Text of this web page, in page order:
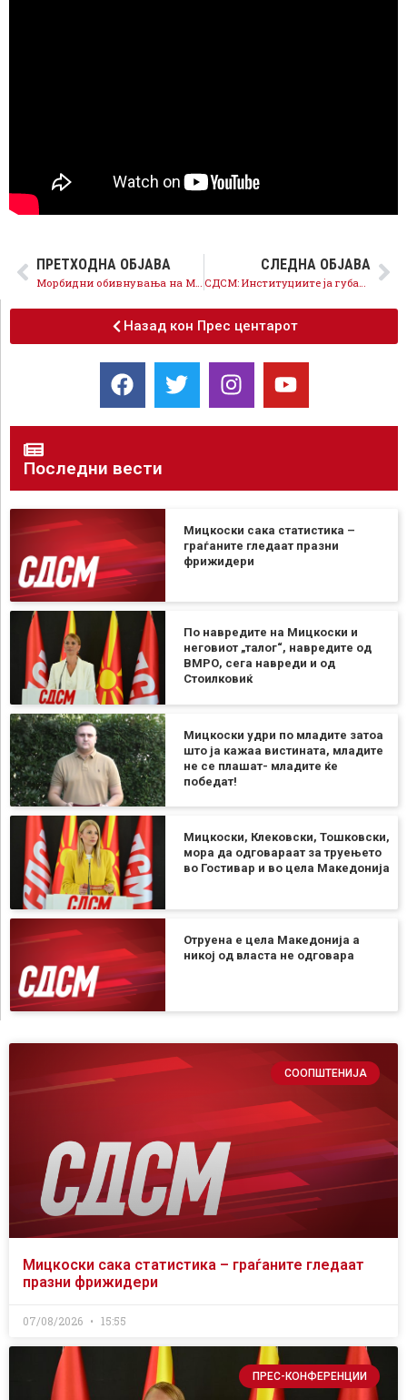
ПРЕТХОДНА ОБЈАВА СЛЕДНА ОБЈАВА
Назад кон Прес центарот
Последни вести
Мицкоски сака статистика –
граѓаните гледаат празни
фрижидери
По навредите на Мицкоски и
неговиот „талог“, навредите од
ВМРО, сега навреди и од
Стоилковиќ
Мицкоски удри по младите затоа
што ја кажаа вистината, младите
не се плашат- младите ќе
победат!
Мицкоски, Клековски, Тошковски,
мора да одговараат за труењето
во Гостивар и во цела Македонија
Отруена е цела Македонија а
никој од власта не одговара
СООПШТЕНИЈА
Мицкоски сака статистика – граѓаните гледаат
празни фрижидери
07/08/2026 15:55
ПРЕС-КОНФЕРЕНЦИИ